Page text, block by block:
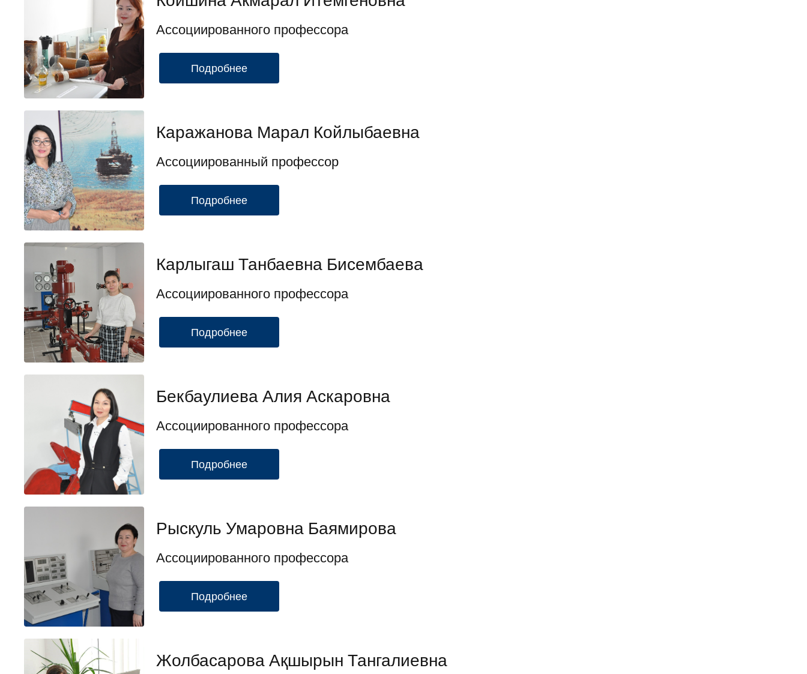
Ассоциированного профессора
Подробнее
Каражанова Марал Койлыбаевна
Ассоциированный профессор
Подробнее
Карлыгаш Танбаевна Бисембаева
Ассоциированного профессора
Подробнее
Бекбаулиева Алия Аскаровна
Ассоциированного профессора
Подробнее
Рыскуль Умаровна Баямирова
Ассоциированного профессора
Подробнее
Жолбасарова Ақшырын Тангалиевна